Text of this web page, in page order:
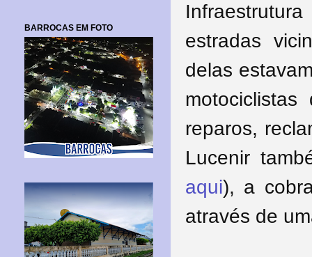
estradas
delas
reparos,
Lucenir
aqui), a
através de
BARROCAS EM FOTO